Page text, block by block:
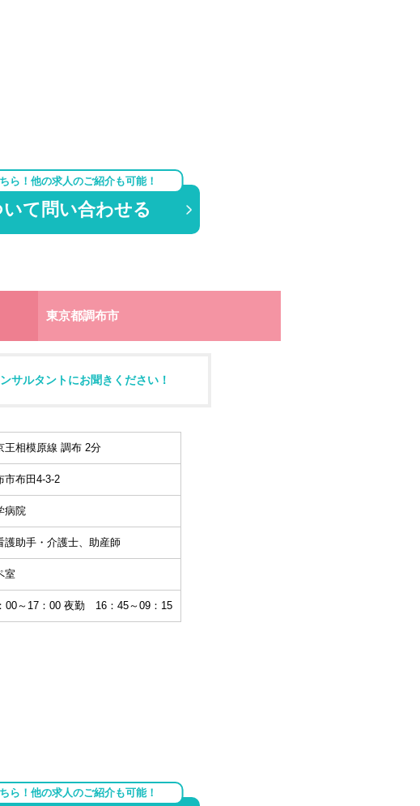
ら！他の求人のご紹介も可能！
て問い合わせる
東京都調布市
サルタントにお聞きください！
王相模原線 調布 2分
市布田4-3-2
病院
護助手・介護士、助産師
室
～17：00 夜勤 16：45～09：15
ら！他の求人のご紹介も可能！